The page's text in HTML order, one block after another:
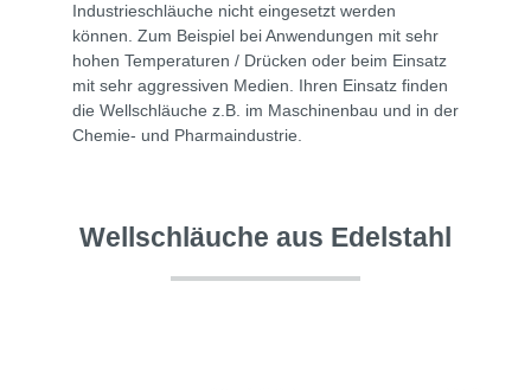
Industrieschläuche nicht eingesetzt werden
können. Zum Beispiel bei Anwendungen mit sehr
hohen Temperaturen / Drücken oder beim Einsatz
mit sehr aggressiven Medien. Ihren Einsatz finden
die Wellschläuche z.B. im Maschinenbau und in der
Chemie- und Pharmaindustrie.
Wellschläuche aus Edelstahl